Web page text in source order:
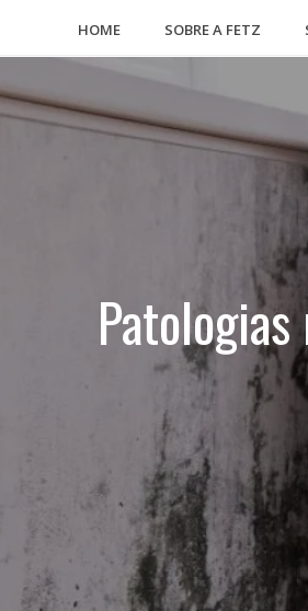
HOME SOBRE A FETZ